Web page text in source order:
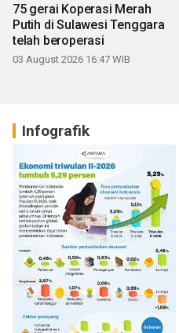
75 gerai Koperasi Merah
Putih di Sulawesi Tenggara
telah beroperasi
03 August 2026 16:47 WIB
Infografik